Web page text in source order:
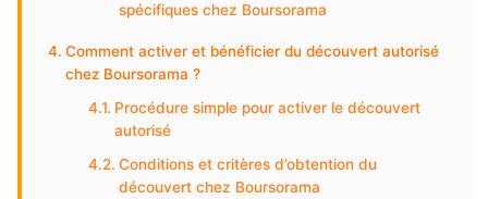
spécifiques chez Boursorama
Comment activer et bénéficier du découvert autorisé
chez Boursorama ?
Procédure simple pour activer le découvert
autorisé
Conditions et critères d’obtention du
découvert chez Boursorama